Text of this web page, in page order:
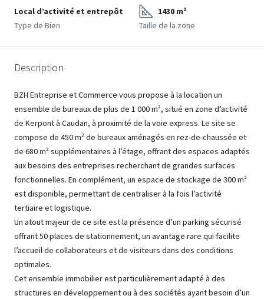
Local d’activité et entrepôt
Type de Bien
1430 m²
Taille de la zone
Description
BZH Entreprise et Commerce vous propose à la location un
ensemble de bureaux de plus de 1 000 m², situé en zone d’activité
de Kerpont à Caudan, à proximité de la voie express. Le site se
compose de 450 m² de bureaux aménagés en rez-de-chaussée et
de 680 m² supplémentaires à l’étage, offrant des espaces adaptés
aux besoins des entreprises recherchant de grandes surfaces
fonctionnelles. En complément, un espace de stockage de 300 m²
est disponible, permettant de centraliser à la fois l’activité
tertiaire et logistique.
Un atout majeur de ce site est la présence d’un parking sécurisé
offrant 50 places de stationnement, un avantage rare qui facilite
l’accueil de collaborateurs et de visiteurs dans des conditions
optimales.
Cet ensemble immobilier est particulièrement adapté à des
structures en développement ou à des sociétés ayant besoin d’un